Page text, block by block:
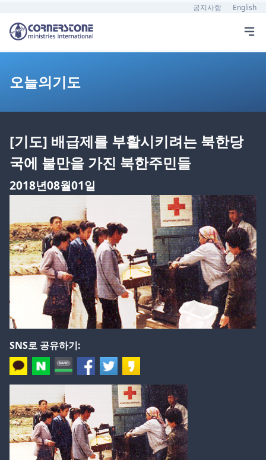
공지사항 English
오늘의기도
[기도] 배급제를 부활시키려는 북한당
국에 불만을 가진 북한주민들
2018년08월01일
SNS로 공유하기: